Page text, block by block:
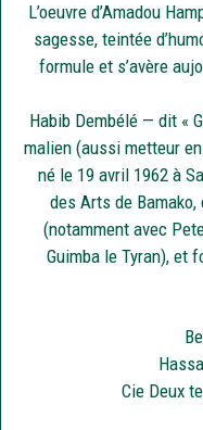
L’oeuvre d’Amadou
sagesse, teintée
formule et s’avère
Habib Dembélé — dit «
malien (aussi metteur
né le 19 avril 1962 à
des Arts de
(notamment avec
Guimba le Tyran), et
Cie Deux